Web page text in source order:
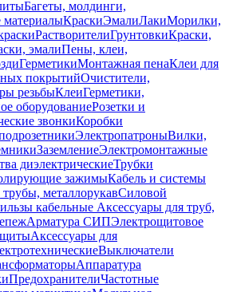
Багеты, молдинги,
материалыКраскиЭмалиЛакиМорилки,
РастворителиГрунтовкиКраски,
эмалиПены, клеи,
ГерметикиМонтажная пенаКлеи для
покрытийОчистители,
резьбыКлеиГерметики,
оборудованиеРозетки и
звонкиКоробки
ЭлектропатроныВилки,
ЗаземлениеЭлектромонтажные
диэлектрическиеТрубки
зажимыКабель и системы
металлорукавСиловой
кабельные Аксессуары для труб,
Арматура СИПЭлектрощитовое
Аксессуары для
Выключатели
Аппаратура
ПредохранителиЧастотные